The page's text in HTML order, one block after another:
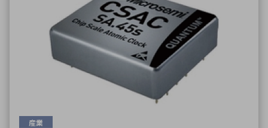
産業